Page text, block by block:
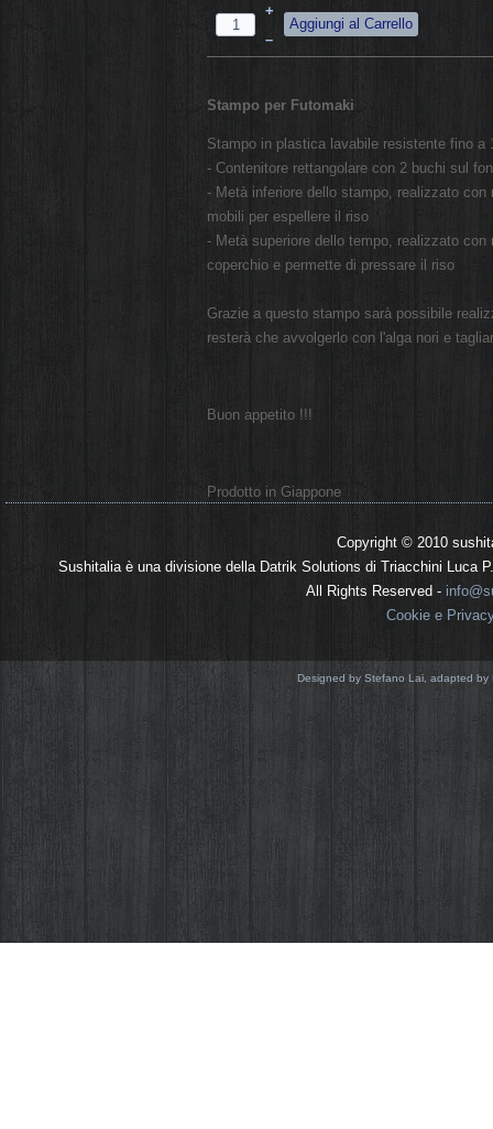
+
–
Stampo per Futomaki
Stampo in plastica lavabile resistente fino a
- Contenitore rettangolare con 2 buchi sul
- Metà inferiore dello stampo, realizzato
mobili per espellere il riso
- Metà superiore dello tempo, realizzato
coperchio e permette di pressare il riso
Grazie a questo stampo sarà possibile
resterà che avvolgerlo con l'alga nori e
Buon appetito !!!
Prodotto in Giappone
Copyright © 2010
Sushitalia è una divisione della Datrik Solutions di Triacchini Luca
All Rights Reserved -
Cookie e
Designed by Stefano Lai, adapted by